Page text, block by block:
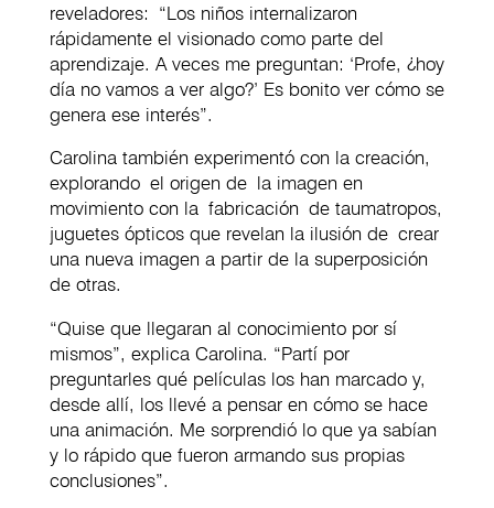
reveladores: “Los niños internalizaron
rápidamente el visionado como parte del
aprendizaje. A veces me preguntan: ‘Profe, ¿hoy
día no vamos a ver algo?’ Es bonito ver cómo se
genera ese interés”.
Carolina también experimentó con la creación,
explorando el origen de la imagen en
movimiento con la fabricación de taumatropos,
juguetes ópticos que revelan la ilusión de crear
una nueva imagen a partir de la superposición
de otras.
“Quise que llegaran al conocimiento por sí
mismos”, explica Carolina. “Partí por
preguntarles qué películas los han marcado y,
desde allí, los llevé a pensar en cómo se hace
una animación. Me sorprendió lo que ya sabían
y lo rápido que fueron armando sus propias
conclusiones”.